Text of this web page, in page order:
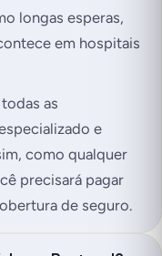
longas esperas,
em hospitais
as
e
como qualquer
precisará pagar
de seguro.